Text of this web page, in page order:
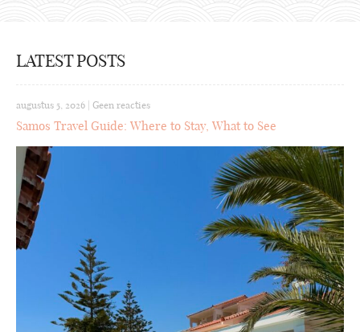
LATEST POSTS
augustus 5, 2026 | Geen reacties
Samos Travel Guide: Where to Stay, What to See